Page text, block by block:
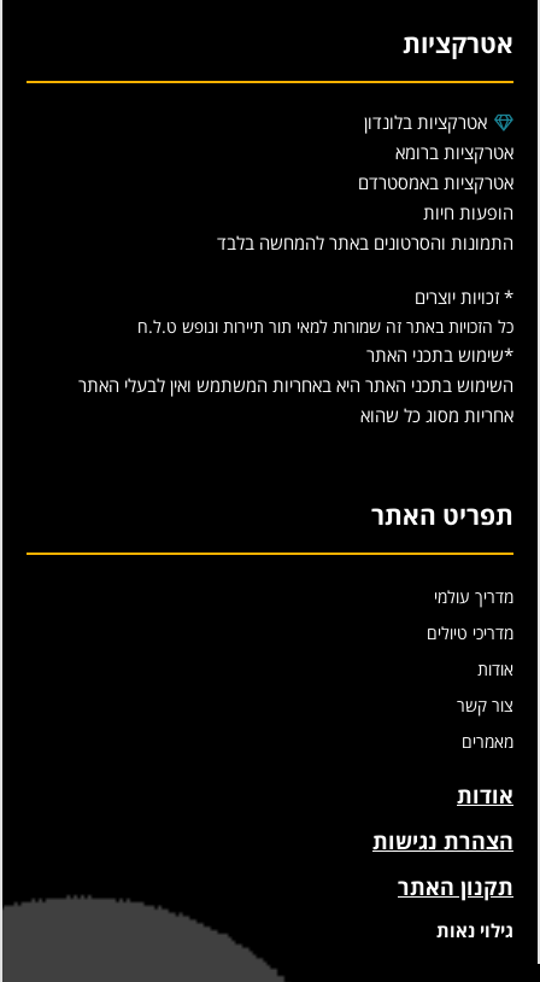
אטרקציות
אטרקציות בלונדון
אטרקציות ברומא
אטרקציות באמסטרדם
הופעות חיות
התמונות והסרטונים באתר להמחשה בלבד
* זכויות יוצרים
כל הזכויות באתר זה שמורות למאי תור תיירות ונופש ט.ל.ח
*שימוש בתכני האתר
השימוש בתכני האתר היא באחריות המשתמש ואין לבעלי האתר
אחריות מסוג כל שהוא
תפריט האתר
מדריך עולמי
מדריכי טיולים
אודות
צור קשר
מאמרים
אודות
הצהרת נגישות
תקנון האתר
גילוי נאות